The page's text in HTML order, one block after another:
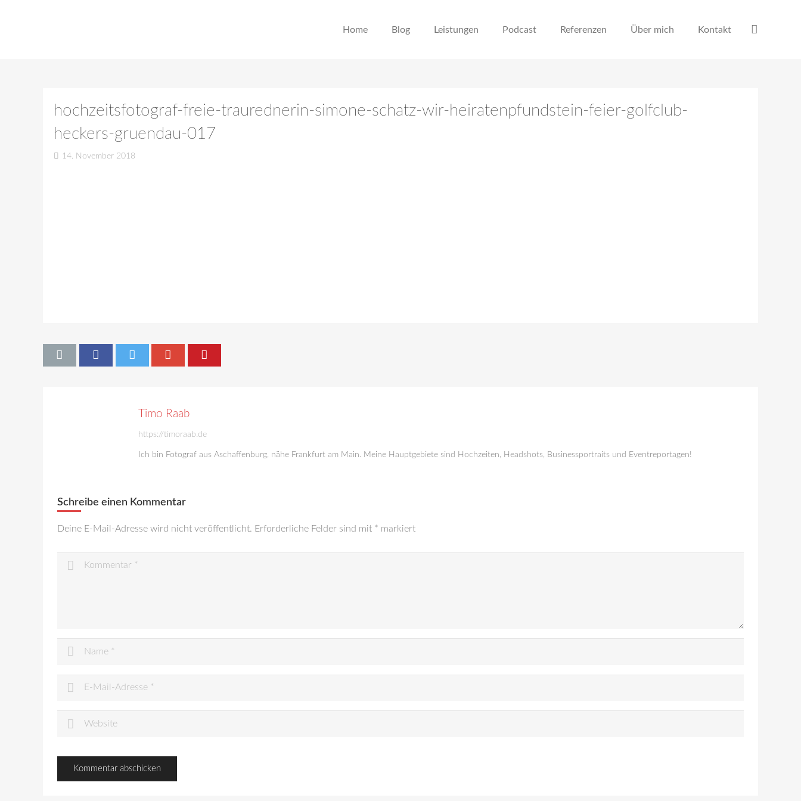
Home Blog Leistungen Podcast Referenzen Über mich Kontakt
hochzeitsfotograf-freie-traurednerin-simone-schatz-wir-heiratenpfundstein-feier-golfclub-
heckers-gruendau-017
14. November 2018
Timo Raab
https://timoraab.de
Ich bin Fotograf aus Aschaffenburg, nähe Frankfurt am Main. Meine Hauptgebiete sind Hochzeiten, Headshots, Businessportraits und Eventreportagen!
Schreibe einen Kommentar
Deine E-Mail-Adresse wird nicht veröffentlicht. Erforderliche Felder sind mit * markiert